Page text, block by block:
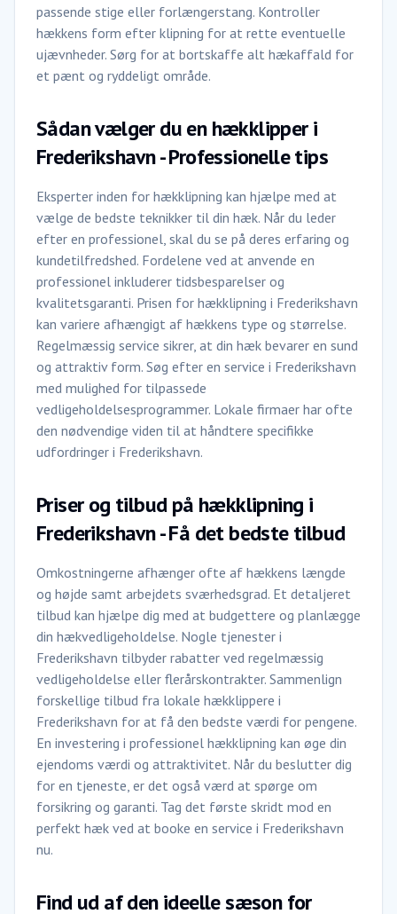
passende stige eller forlængerstang. Kontroller
hækkens form efter klipning for at rette eventuelle
ujævnheder. Sørg for at bortskaffe alt hækaffald for
et pænt og ryddeligt område.
Sådan vælger du en hækklipper i
Frederikshavn - Professionelle tips
Eksperter inden for hækklipning kan hjælpe med at
vælge de bedste teknikker til din hæk. Når du leder
efter en professionel, skal du se på deres erfaring og
kundetilfredshed. Fordelene ved at anvende en
professionel inkluderer tidsbesparelser og
kvalitetsgaranti. Prisen for hækklipning i Frederikshavn
kan variere afhængigt af hækkens type og størrelse.
Regelmæssig service sikrer, at din hæk bevarer en sund
og attraktiv form. Søg efter en service i Frederikshavn
med mulighed for tilpassede
vedligeholdelsesprogrammer. Lokale firmaer har ofte
den nødvendige viden til at håndtere specifikke
udfordringer i Frederikshavn.
Priser og tilbud på hækklipning i
Frederikshavn - Få det bedste tilbud
Omkostningerne afhænger ofte af hækkens længde
og højde samt arbejdets sværhedsgrad. Et detaljeret
tilbud kan hjælpe dig med at budgettere og planlægge
din hækvedligeholdelse. Nogle tjenester i
Frederikshavn tilbyder rabatter ved regelmæssig
vedligeholdelse eller flerårskontrakter. Sammenlign
forskellige tilbud fra lokale hækklippere i
Frederikshavn for at få den bedste værdi for pengene.
En investering i professionel hækklipning kan øge din
ejendoms værdi og attraktivitet. Når du beslutter dig
for en tjeneste, er det også værd at spørge om
forsikring og garanti. Tag det første skridt mod en
perfekt hæk ved at booke en service i Frederikshavn
nu.
Find ud af den ideelle sæson for